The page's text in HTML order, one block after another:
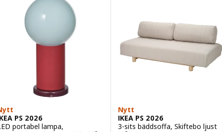
PS 2026
portabel lampa,
Nytt
IKEA PS 2026
3-sits bäddsoffa, Skiftebo ljust